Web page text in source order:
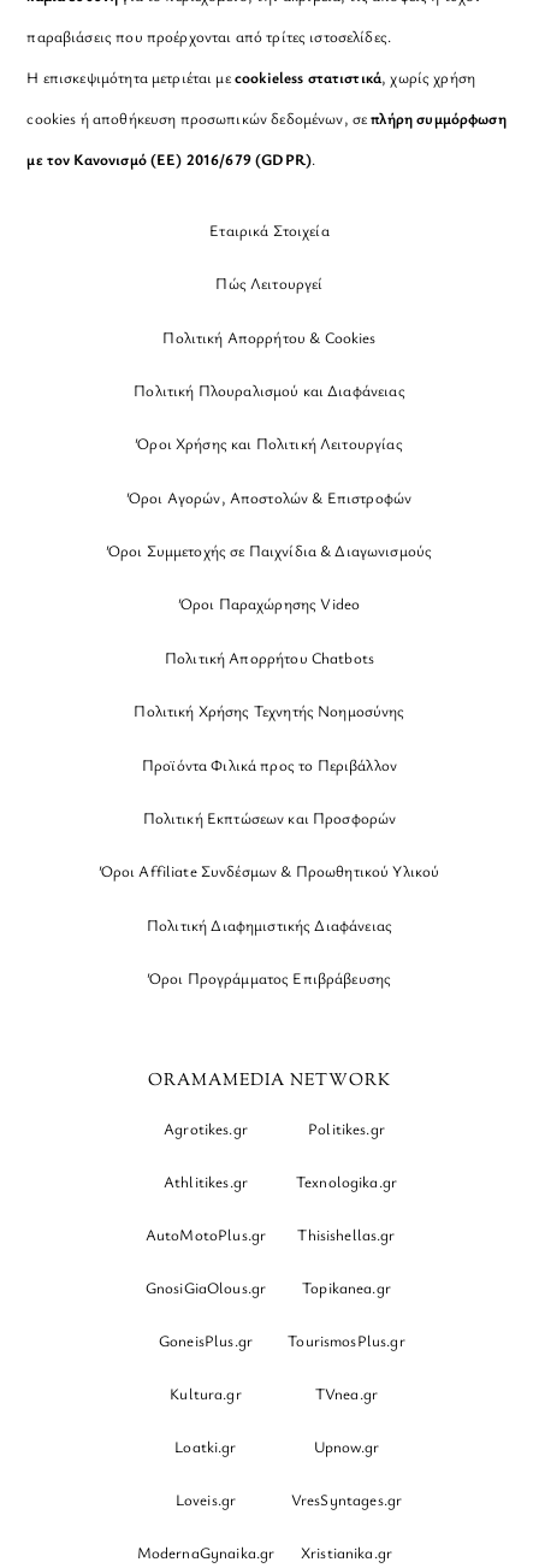
παραβιάσεις που προέρχονται από τρίτες ιστοσελίδες.
Η επισκεψιμότητα μετριέται μεcookieless στατιστικά, χωρίς χρήση
cookies ή αποθήκευση προσωπικών δεδομένων, σεπλήρη συμμόρφωση
με τον Κανονισμό (ΕΕ) 2016/679 (GDPR).
Εταιρικά Στοιχεία
Πώς Λειτουργεί
Πολιτική Απορρήτου & Cookies
Πολιτική Πλουραλισμού και Διαφάνειας
Όροι Χρήσης και Πολιτική Λειτουργίας
Όροι Αγορών, Αποστολών & Επιστροφών
Όροι Συμμετοχής σε Παιχνίδια & Διαγωνισμούς
Όροι Παραχώρησης Video
Πολιτική Απορρήτου Chatbots
Πολιτική Χρήσης Τεχνητής Νοημοσύνης
Προϊόντα Φιλικά προς το Περιβάλλον
Πολιτική Εκπτώσεων και Προσφορών
Όροι Affiliate Συνδέσμων & Προωθητικού Υλικού
Πολιτική Διαφημιστικής Διαφάνειας
Όροι Προγράμματος Επιβράβευσης
ORAMAMEDIA NETWORK
Agrotikes.gr Politikes.gr
Athlitikes.gr Texnologika.gr
AutoMotoPlus.gr Thisishellas.gr
GnosiGiaOlous.gr Topikanea.gr
GoneisPlus.gr TourismosPlus.gr
Kultura.gr TVnea.gr
Loatki.gr Upnow.gr
Loveis.gr VresSyntages.gr
ModernaGynaika.gr Xristianika.gr